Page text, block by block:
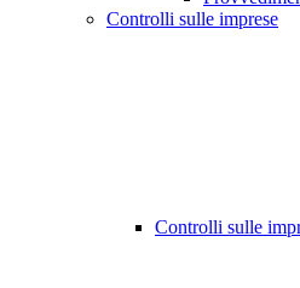
Controlli sulle imprese
Controlli sulle